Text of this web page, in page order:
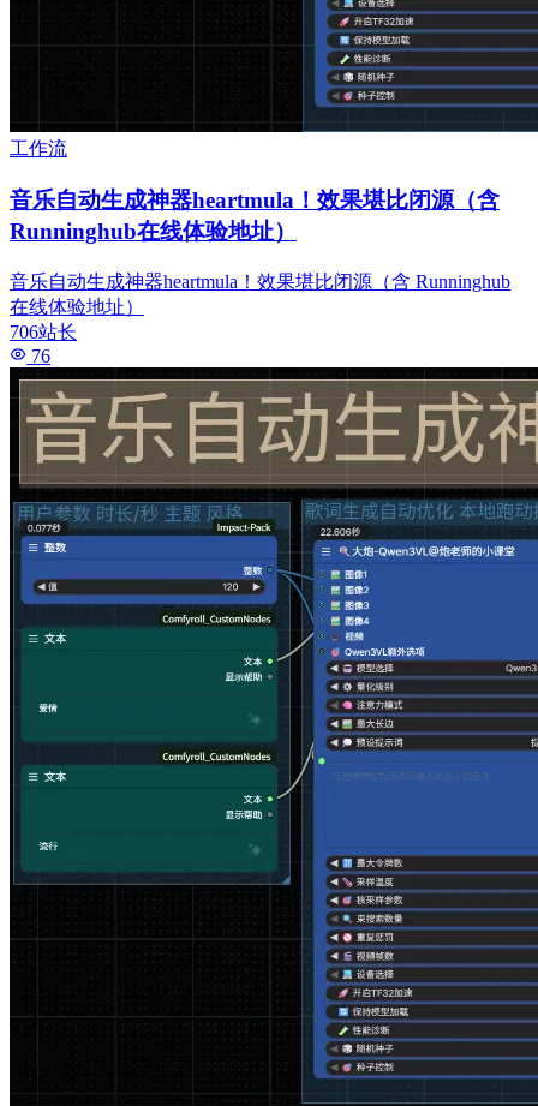
工作流
音乐自动生成神器heartmula！效果堪比闭源（含
Runninghub在线体验地址）
音乐自动生成神器heartmula！效果堪比闭源（含 Runninghub
在线体验地址）
706站长
76